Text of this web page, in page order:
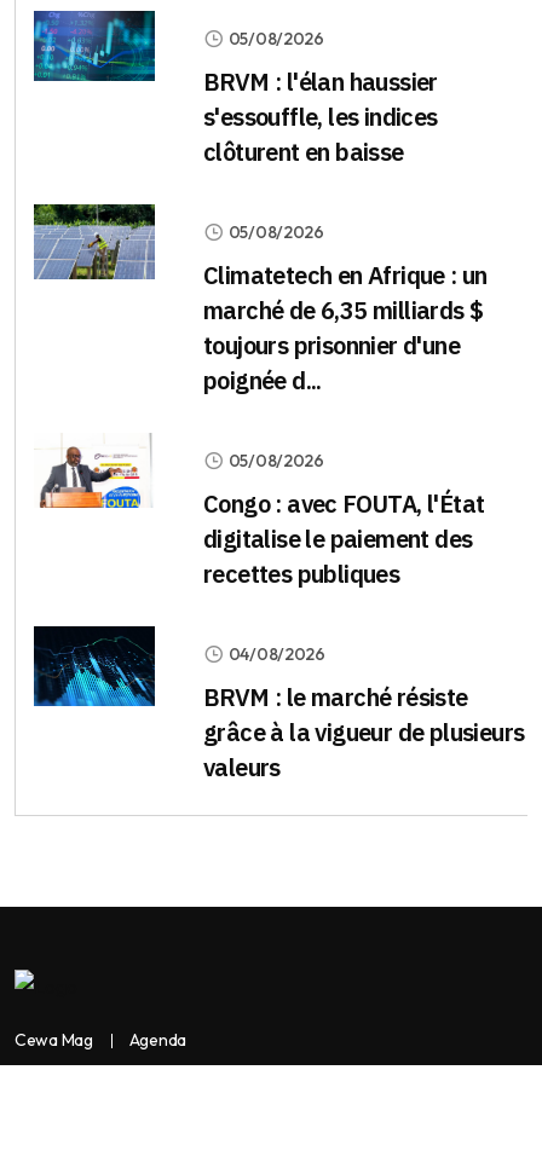
05/08/2026
BRVM : l'élan haussier
s'essouffle, les indices
clôturent en baisse
05/08/2026
Climatetech en Afrique : un
marché de 6,35 milliards $
toujours prisonnier d'une
poignée d...
05/08/2026
Congo : avec FOUTA, l'État
digitalise le paiement des
recettes publiques
04/08/2026
BRVM : le marché résiste
grâce à la vigueur de plusieurs
valeurs
Cewa Mag Agenda